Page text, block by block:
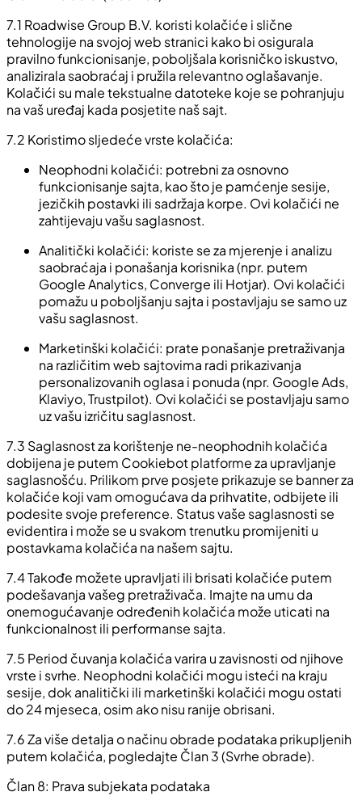
7.1 Roadwise Group B.V. koristi kolačiće i slične
tehnologije na svojoj web stranici kako bi osigurala
pravilno funkcionisanje, poboljšala korisničko iskustvo,
analizirala saobraćaj i pružila relevantno oglašavanje.
Kolačići su male tekstualne datoteke koje se pohranjuju
na vaš uređaj kada posjetite naš sajt.
7.2 Koristimo sljedeće vrste kolačića:
Neophodni kolačići: potrebni za osnovno
funkcionisanje sajta, kao što je pamćenje sesije,
jezičkih postavki ili sadržaja korpe. Ovi kolačići ne
zahtijevaju vašu saglasnost.
Analitički kolačići: koriste se za mjerenje i analizu
saobraćaja i ponašanja korisnika (npr. putem
Google Analytics, Converge ili Hotjar). Ovi kolačići
pomažu u poboljšanju sajta i postavljaju se samo uz
vašu saglasnost.
Marketinški kolačići: prate ponašanje pretraživanja
na različitim web sajtovima radi prikazivanja
personalizovanih oglasa i ponuda (npr. Google Ads,
Klaviyo, Trustpilot). Ovi kolačići se postavljaju samo
uz vašu izričitu saglasnost.
7.3 Saglasnost za korištenje ne-neophodnih kolačića
dobijena je putem Cookiebot platforme za upravljanje
saglasnošću. Prilikom prve posjete prikazuje se banner za
kolačiće koji vam omogućava da prihvatite, odbijete ili
podesite svoje preference. Status vaše saglasnosti se
evidentira i može se u svakom trenutku promijeniti u
postavkama kolačića na našem sajtu.
7.4 Takođe možete upravljati ili brisati kolačiće putem
podešavanja vašeg pretraživača. Imajte na umu da
onemogućavanje određenih kolačića može uticati na
funkcionalnost ili performanse sajta.
7.5 Period čuvanja kolačića varira u zavisnosti od njihove
vrste i svrhe. Neophodni kolačići mogu isteći na kraju
sesije, dok analitički ili marketinški kolačići mogu ostati
do 24 mjeseca, osim ako nisu ranije obrisani.
7.6 Za više detalja o načinu obrade podataka prikupljenih
putem kolačića, pogledajte Član 3 (Svrhe obrade).
Član 8: Prava subjekata podataka